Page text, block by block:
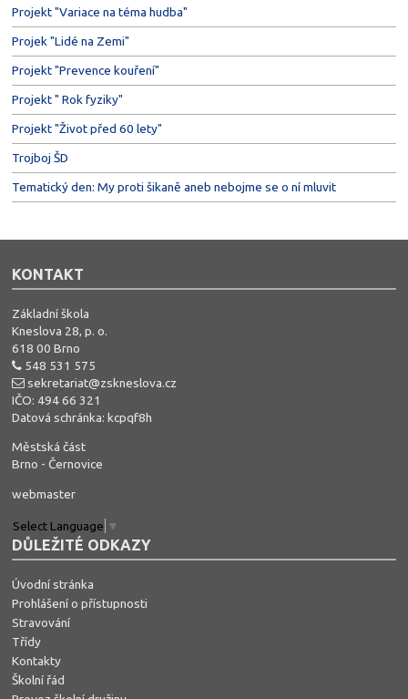
Projekt "Variace na téma hudba"
Projek "Lidé na Zemi"
Projekt "Prevence kouření"
Projekt " Rok fyziky"
Projekt "Život před 60 lety"
Trojboj ŠD
Tematický den: My proti šikaně aneb nebojme se o ní mluvit
KONTAKT
Základní škola
Kneslova 28, p. o.
618 00 Brno
548 531 575
sekretariat@zskneslova.cz
IČO: 494 66 321
Datová schránka: kcpqf8h
Městská část
Brno - Černovice
webmaster
Select Language ▼
DŮLEŽITÉ ODKAZY
Úvodní stránka
Prohlášení o přístupnosti
Stravování
Třídy
Kontakty
Školní řád